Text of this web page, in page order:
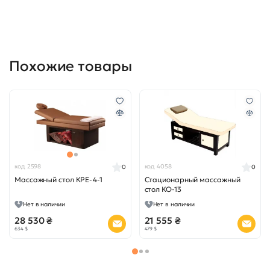
Похожие товары
код 2598
Массажный стол КРЕ-4-1
0
Нет в наличии
28 530 ₴
634 $
код 4058
Стационарный массажный
стол KO-13
0
Нет в наличии
21 555 ₴
479 $